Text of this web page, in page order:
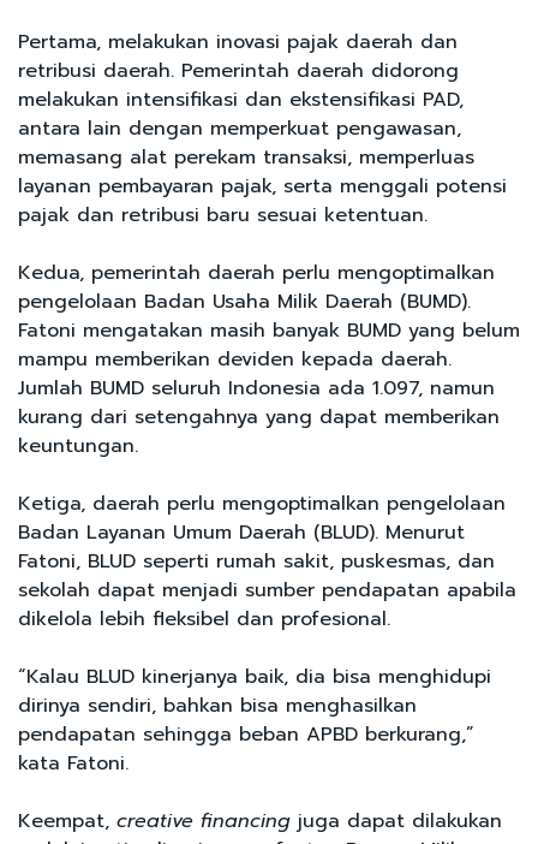
Pertama, melakukan inovasi pajak daerah dan
retribusi daerah. Pemerintah daerah didorong
melakukan intensifikasi dan ekstensifikasi PAD,
antara lain dengan memperkuat pengawasan,
memasang alat perekam transaksi, memperluas
layanan pembayaran pajak, serta menggali potensi
pajak dan retribusi baru sesuai ketentuan.
Kedua, pemerintah daerah perlu mengoptimalkan
pengelolaan Badan Usaha Milik Daerah (BUMD).
Fatoni mengatakan masih banyak BUMD yang belum
mampu memberikan deviden kepada daerah.
Jumlah BUMD seluruh Indonesia ada 1.097, namun
kurang dari setengahnya yang dapat memberikan
keuntungan.
Ketiga, daerah perlu mengoptimalkan pengelolaan
Badan Layanan Umum Daerah (BLUD). Menurut
Fatoni, BLUD seperti rumah sakit, puskesmas, dan
sekolah dapat menjadi sumber pendapatan apabila
dikelola lebih fleksibel dan profesional.
“Kalau BLUD kinerjanya baik, dia bisa menghidupi
dirinya sendiri, bahkan bisa menghasilkan
pendapatan sehingga beban APBD berkurang,”
kata Fatoni.
Keempat, creative financing juga dapat dilakukan